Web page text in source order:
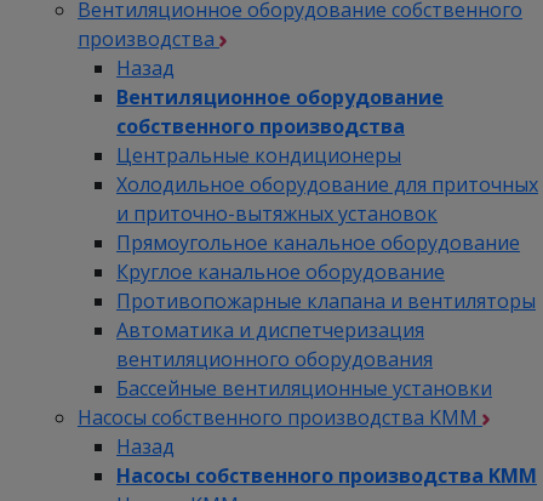
Вентиляционное оборудование собственного
производства
Назад
Вентиляционное оборудование
собственного производства
Центральные кондиционеры
Холодильное оборудование для приточных
и приточно-вытяжных установок
Прямоугольное канальное оборудование
Круглое канальное оборудование
Противопожарные клапана и вентиляторы
Автоматика и диспетчеризация
вентиляционного оборудования
Бассейные вентиляционные установки
Насосы собственного производства KMM
Назад
Насосы собственного производства KMM